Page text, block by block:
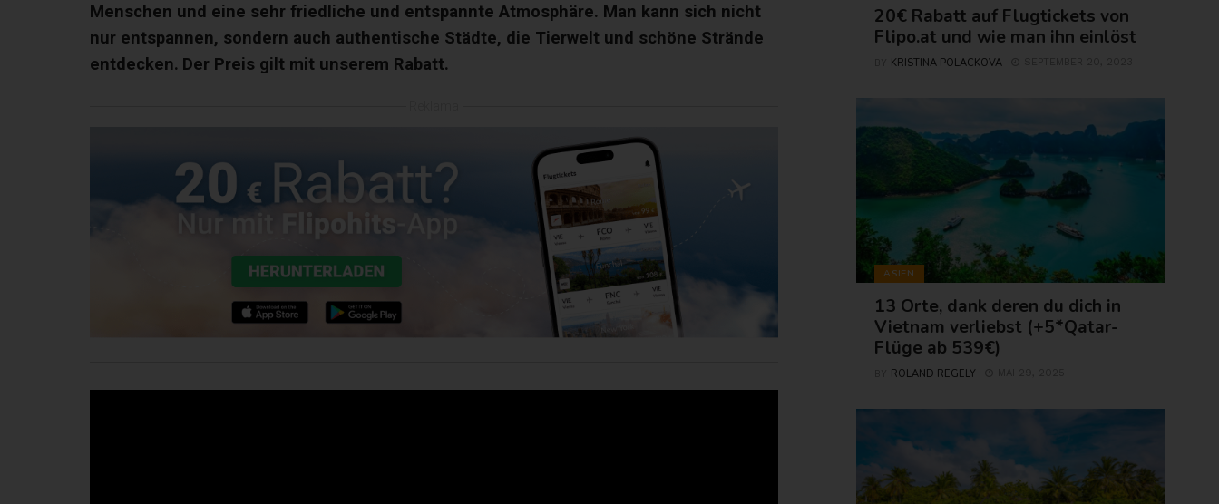
Menschen und eine sehr friedliche und entspannte Atmosphäre. Man kann sich nicht
nur entspannen, sondern auch authentische Städte, die Tierwelt und schöne Strände
entdecken. Der Preis gilt mit unserem Rabatt.
20€ Rabatt auf Flugtickets von
Flipo.at und wie man ihn einlöst
KRISTINA POLACKOVA
ASIEN
13 Orte, dank deren du dich in
Vietnam verliebst (+5*Qatar-
Flüge ab 539€)
ROLAND REGELY